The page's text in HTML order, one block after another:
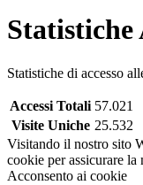
Statistiche
Statistiche di accesso
Accessi Totali 57.021
Visite Uniche 25.532
Visitando il nostro sito
cookie per assicurare
Acconsento ai cookie